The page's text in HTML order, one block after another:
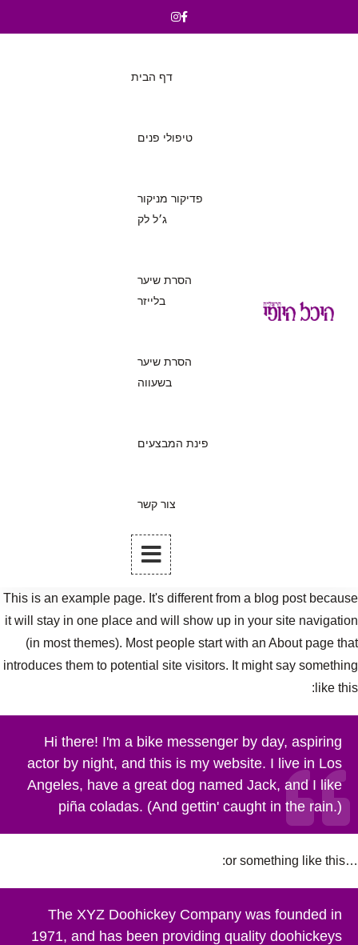
דף הבית
טיפולי פנים
פדיקור מניקור
ג׳ל לק
הסרת שיער
בלייזר
הסרת שיער
בשעווה
פינת המבצעים
צור קשר
This is an example page. It's different from a blog post because
it will stay in one place and will show up in your site navigation
(in most themes). Most people start with an About page that
introduces them to potential site visitors. It might say something
like this:
Hi there! I'm a bike messenger by day, aspiring
actor by night, and this is my website. I live in Los
Angeles, have a great dog named Jack, and I like
piña coladas. (And gettin' caught in the rain.)
…or something like this:
The XYZ Doohickey Company was founded in
1971, and has been providing quality doohickeys